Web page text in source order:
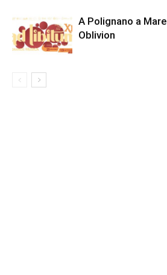
A Polignano a
Oblivion